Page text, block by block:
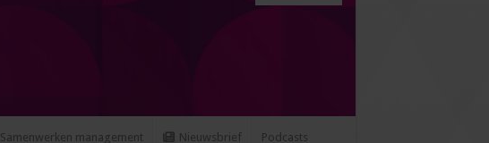
Samenwerken management Nieuwsbrief Podcasts